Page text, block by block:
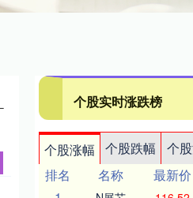
个股实时涨跌榜
个股涨幅 个股跌幅 个
排名
名称 最新价